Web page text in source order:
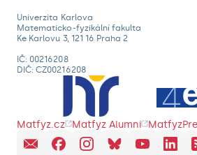
Univerzita Karlova
Matematicko-fyzikální fakulta
Ke Karlovu 3, 121 16 Praha 2
IČ: 00216208
DIČ: CZ00216208
Matfyz.cz Matfyz Alumni